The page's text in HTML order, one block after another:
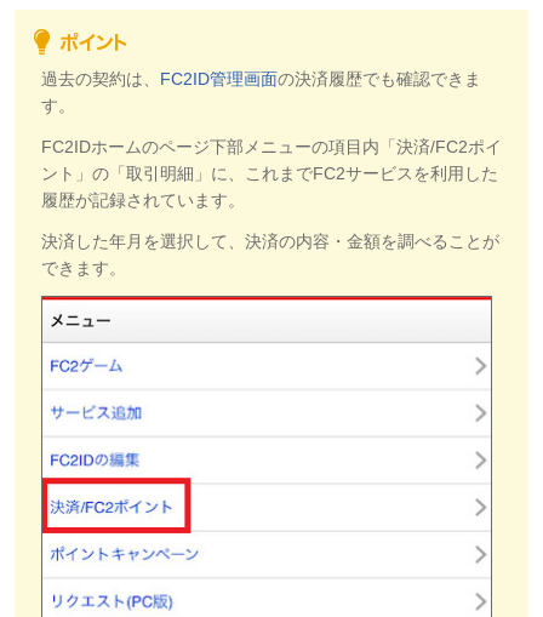
過去の契約は、 FC2ID管理画面の決済履歴でも確認できま
す。
FC2IDホームのページ下部メニューの項目内「決済/FC2ポイ
ント」の「取引明細」に、これまでFC2サービスを利用した
履歴が記録されています。
決済した年月を選択して、決済の内容・金額を調べることが
できます。